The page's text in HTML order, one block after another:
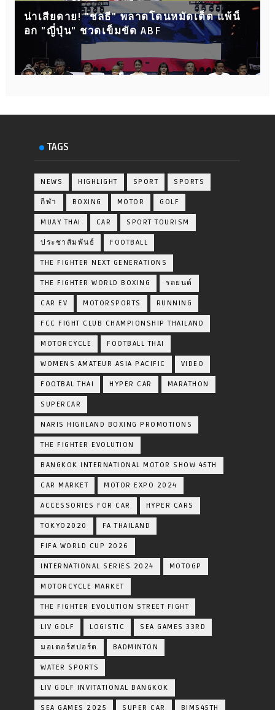
น่าเสียดาย! "ชลธี" พลาดโดนหมัดเด็ด แพ้น็
อก "ญี่ปุ่น" ชวดเข็มขัด ABF
TAGS
NEWS HIGHLIGHT SPORT SPORTS
กีฬา BOXING MOTOR GOLF
MUAY THAI CAR SPORT TOURISM
ประชาสัมพันธ์ FOOTBALL
THE FIGHTER NEXT GENERATIONS
THE FIGHTER WORLD BOXING รถยนต์
CAR EV MOTORSPORTS RUNNING
FCC FIGHT CLUB CHAMPIONSHIP THAILAND
MOTORCYCLE FOOTBALL THAI
WOMENS AMATEUR ASIA PACIFIC VIDEO
FOOTBAL THAI HYPER CAR MARATHON
SUPERCAR
NARIS HIGHLAND BOXING PROMOTIONS
THE FIGHTER EVOLUTION
BANGKOK INTERNATIONAL MOTOR SHOW 45TH
CAR MARKET MOTOR EXPO 2024
ACCESSORIES FOR CAR HYPER CARS
TOKYO2020 FA THAILAND
FIFA WORLD CUP 2026
INTERNATIONAL SERIES 2024 MOTOGP
MOTORCYCLE MARKET
THE FIGHTER EVOLUTION STREET FIGHT
LIV GOLF LOGISTIC SEA GAMES 33RD
มอเตอร์สปอร์ต BADMINTON
WATER SPORTS
LIV GOLF INVITATIONAL BANGKOK
SEA GAMES 2025 SUPER CAR BIMS45TH